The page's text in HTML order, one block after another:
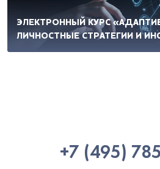
ЭЛЕКТРОННЫЙ КУРС
ЛИЧНОСТНЫЕ СТРАТЕГИИ И
+7 (495)